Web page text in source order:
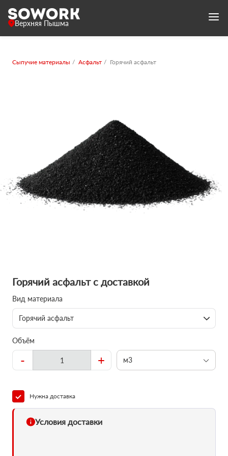
Верхняя Пышма
Сыпучие материалы Асфальт Горячий асфальт
Горячий асфальт с доставкой
Вид материала
Горячий асфальт
Объём
- + м3
Нужна доставка
Условия доставки